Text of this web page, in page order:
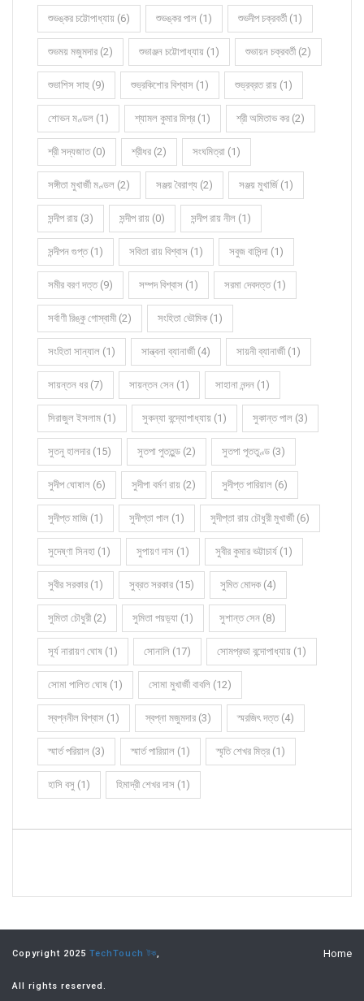
শুভঙ্কর চট্টোপাধ্যায় (6) শুভঙ্কর পাল (1) শুভদীপ চক্রবর্তী (1)
শুভময় মজুমদার (2) শুভাঞ্জন চট্টোপাধ্যায় (1) শুভায়ন চক্রবর্তী (2)
শুভাশিস সাহু (9) শুভ্রকিশোর বিশ্বাস (1) শুভ্রব্রত রায় (1)
শোভন মণ্ডল (1) শ্যামল কুমার মিশ্র (1) শ্রী অমিতাভ কর (2)
শ্রী সদ্যজাত (0) শ্রীধর (2) সংঘমিত্রা (1)
সঙ্গীতা মুখার্জী মণ্ডল (2) সঞ্জয় বৈরাগ্য (2) সঞ্জয় মুখার্জি (1)
সন্দীপ রায় (3) সন্দীপ রায় (0) সন্দীপ রায় নীল (1)
সন্দীপন গুপ্ত (1) সবিতা রায় বিশ্বাস (1) সবুজ বাসিন্দা (1)
সমীর বরণ দত্ত (9) সম্পদ বিশ্বাস (1) সরমা দেবদত্ত (1)
সর্বাণী রিঙ্কু গোস্বামী (2) সংহিতা ভৌমিক (1)
সংহিতা সান্যাল (1) সান্ত্বনা ব্যানার্জী (4) সায়নী ব্যানার্জী (1)
সায়ন্তন ধর (7) সায়ন্তন সেন (1) সাহানা নন্দন (1)
সিরাজুল ইসলাম (1) সুকন্যা বন্দ্যোপাধ্যায় (1) সুকান্ত পাল (3)
সুতনু হালদার (15) সুতপা পুততুন্ড (2) সুতপা পূততুণ্ড (3)
সুদীপ ঘোষাল (6) সুদীপা বর্মণ রায় (2) সুদীপ্ত পারিয়াল (6)
সুদীপ্ত মাজি (1) সুদীপ্তা পাল (1) সুদীপ্তা রায় চৌধুরী মুখার্জী (6)
সুদেষ্ণা সিনহা (1) সুপায়ণ দাস (1) সুবীর কুমার ভট্টাচার্য (1)
সুবীর সরকার (1) সুব্রত সরকার (15) সুমিত মোদক (4)
সুমিতা চৌধুরী (2) সুমিতা পয়ড়্যা (1) সুশান্ত সেন (8)
সূর্য নারায়ণ ঘোষ (1) সোনালি (17) সোমপ্রভা বন্দোপাধ্যায় (1)
সোমা পালিত ঘোষ (1) সোমা মুখার্জী বাবলি (12)
স্বপ্ননীল বিশ্বাস (1) স্বপ্না মজুমদার (3) স্মরজিৎ দত্ত (4)
স্মার্ত পরিয়াল (3) স্মার্ত পারিয়াল (1) স্মৃতি শেখর মিত্র (1)
হাসি বসু (1) হিমাদ্রী শেখর দাস (1)
Copyright 2025 TechTouch টক,
All rights reserved.
Home